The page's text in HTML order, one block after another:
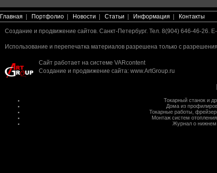
Главная | Портфолио | Новости | Статьи | Информация | Контакты
Создание и продвижение сайтов. Санкт-Петербург. Тел. 8(904) 646-46-26.
Использование и перепечатка материалов разрешена только с
Сайт работает на системе VARcontent
Создание и продвижение сайта: www.ArtGroup.ru
Токарный станок и
Дома из
Токарные работы
Монтаж систем отопления
Журнал о нижнем